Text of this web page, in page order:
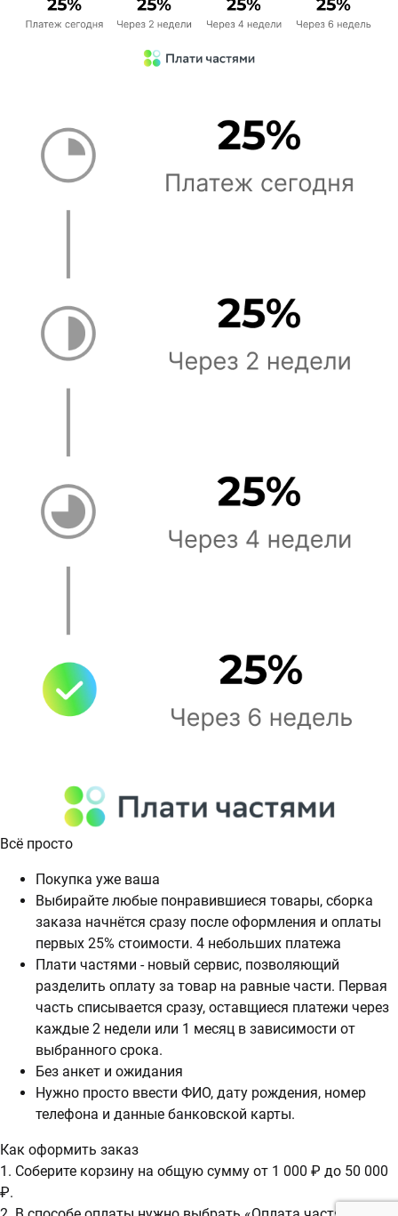
Всё просто
Покупка уже ваша
Выбирайте любые понравившиеся товары, сборка
заказа начнётся сразу после оформления и оплаты
первых 25% стоимости. 4 небольших платежа
Плати частями - новый сервис, позволяющий
разделить оплату за товар на равные части. Первая
часть списывается сразу, оставщиеся платежи через
каждые 2 недели или 1 месяц в зависимости от
выбранного срока.
Без анкет и ожидания
Нужно просто ввести ФИО, дату рождения, номер
телефона и данные банковской карты.
Как оформить заказ
1. Соберите корзину на общую сумму от 1 000 ₽ до 50 000
₽.